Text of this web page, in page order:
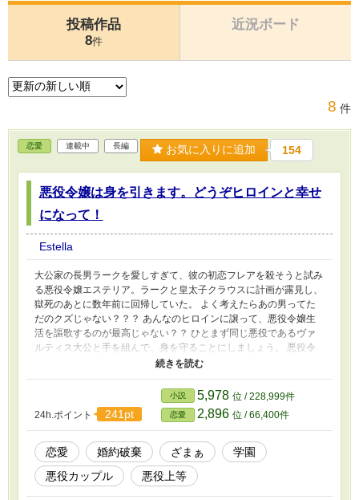
投稿作品
8件
近況ボード
8 件
恋愛 連載中 長編 お気に入りに追加 154
悪役令嬢は身を引きます。どうぞヒロインと幸せ
になって！
Estella
大公家の長男ラークを愛しすぎて、彼の初恋フレアを殺そうと試み
る悪役令嬢エステリア。ラークと皇太子クラウスに計画が露見し、
獄死のあとに数年前に回帰していた。 よく考えたらあの男ってた
だのクズじゃない？？？ あんなのヒロインに譲って、悪役令嬢生
活を謳歌するのが最高じゃない？？ ひとまず同じ悪役であるヴァ
ルティス大公と手を組んで、身を守ることにしましょう。 悪役令
嬢は身を引くので、どうぞヒロインと幸せになってください。
24h.ポイント 241pt
小説 5,978 位 / 228,999件
恋愛 2,896 位 / 66,400件
恋愛 婚約破棄 ざまぁ
学園
悪役カップル
悪役上等